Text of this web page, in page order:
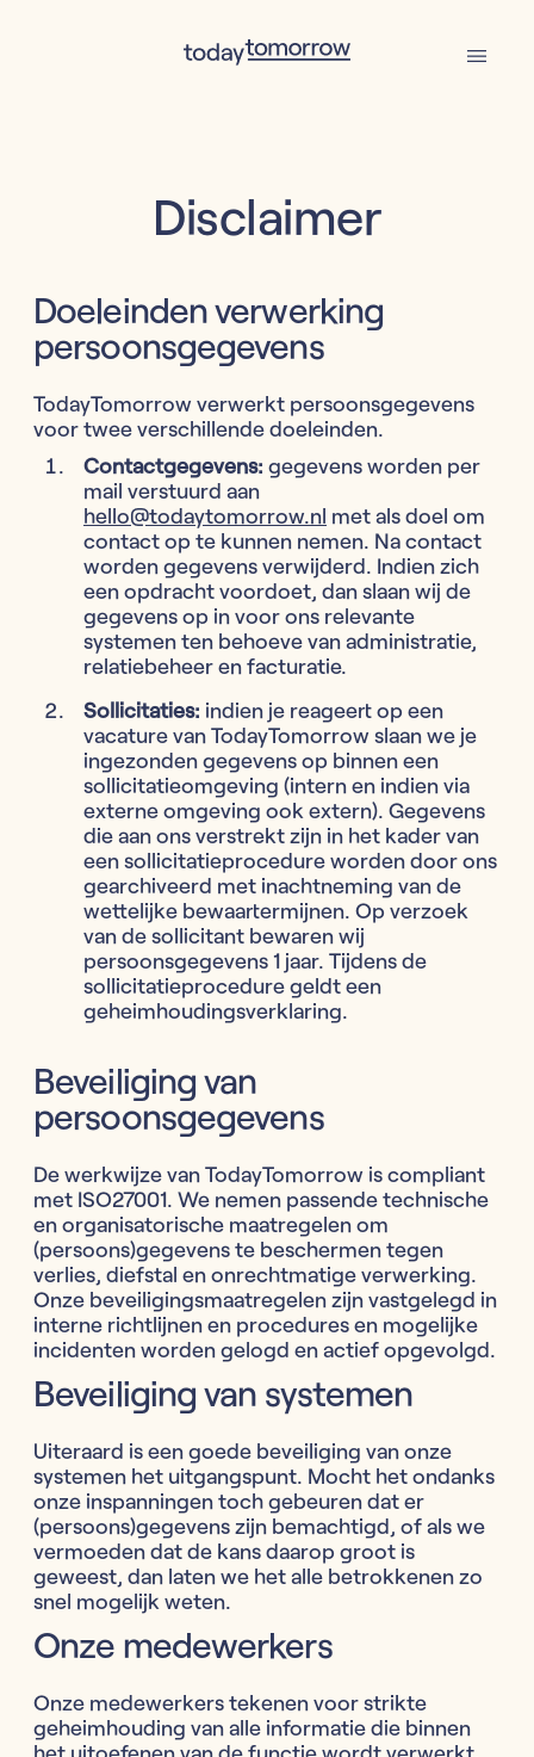
Disclaimer
Doeleinden verwerking
persoonsgegevens
TodayTomorrow verwerkt persoonsgegevens
voor twee verschillende doeleinden.
Contactgegevens: gegevens worden per
mail verstuurd aan
hello@todaytomorrow.nl met als doel om
contact op te kunnen nemen. Na contact
worden gegevens verwijderd. Indien zich
een opdracht voordoet, dan slaan wij de
gegevens op in voor ons relevante
systemen ten behoeve van administratie,
relatiebeheer en facturatie.
Sollicitaties: indien je reageert op een
vacature van TodayTomorrow slaan we je
ingezonden gegevens op binnen een
sollicitatieomgeving (intern en indien via
externe omgeving ook extern). Gegevens
die aan ons verstrekt zijn in het kader van
een sollicitatieprocedure worden door ons
gearchiveerd met inachtneming van de
wettelijke bewaartermijnen. Op verzoek
van de sollicitant bewaren wij
persoonsgegevens 1 jaar. Tijdens de
sollicitatieprocedure geldt een
geheimhoudingsverklaring.
Beveiliging van
persoonsgegevens
De werkwijze van TodayTomorrow is compliant
met ISO27001. We nemen passende technische
en organisatorische maatregelen om
(persoons)gegevens te beschermen tegen
verlies, diefstal en onrechtmatige verwerking.
Onze beveiligingsmaatregelen zijn vastgelegd in
interne richtlijnen en procedures en mogelijke
incidenten worden gelogd en actief opgevolgd.
Beveiliging van systemen
Uiteraard is een goede beveiliging van onze
systemen het uitgangspunt. Mocht het ondanks
onze inspanningen toch gebeuren dat er
(persoons)gegevens zijn bemachtigd, of als we
vermoeden dat de kans daarop groot is
geweest, dan laten we het alle betrokkenen zo
snel mogelijk weten.
Onze medewerkers
Onze medewerkers tekenen voor strikte
geheimhouding van alle informatie die binnen